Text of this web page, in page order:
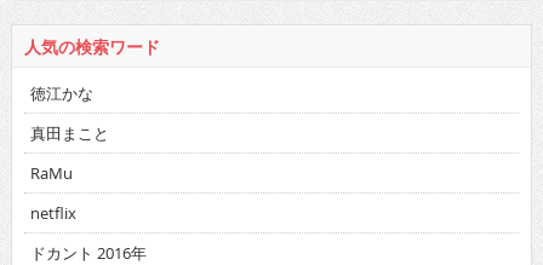
人気の検索ワード
徳江かな
真田まこと
RaMu
netflix
ドカント 2016年